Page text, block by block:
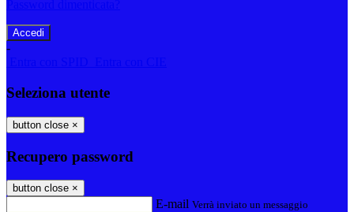
-
Seleziona utente
button close ×
Recupero password
button close ×
E-mail Verrà inviato un messaggio